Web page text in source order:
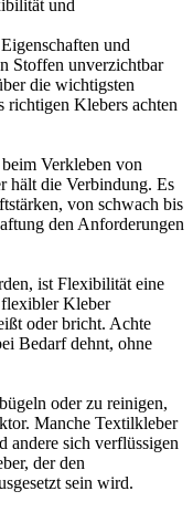
und
und
Stoffen unverzichtbar
die wichtigsten
richtigen Klebers achten
Verkleben von
hält die Verbindung. Es
von schwach bis
den Anforderungen
ist Flexibilität eine
Kleber
oder bricht. Achte
Bedarf dehnt, ohne
oder zu reinigen,
Manche Textilkleber
andere sich verflüssigen
der den
sein wird.